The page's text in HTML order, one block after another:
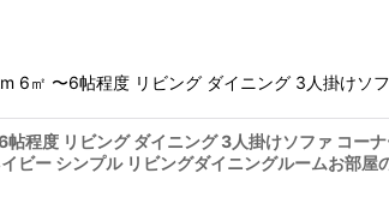
6㎡ 〜6帖程度 リビング ダイニング 3人掛け
程度 リビング ダイニング 3人掛けソファ コ
イビー シンプル リビングダイニングルームお